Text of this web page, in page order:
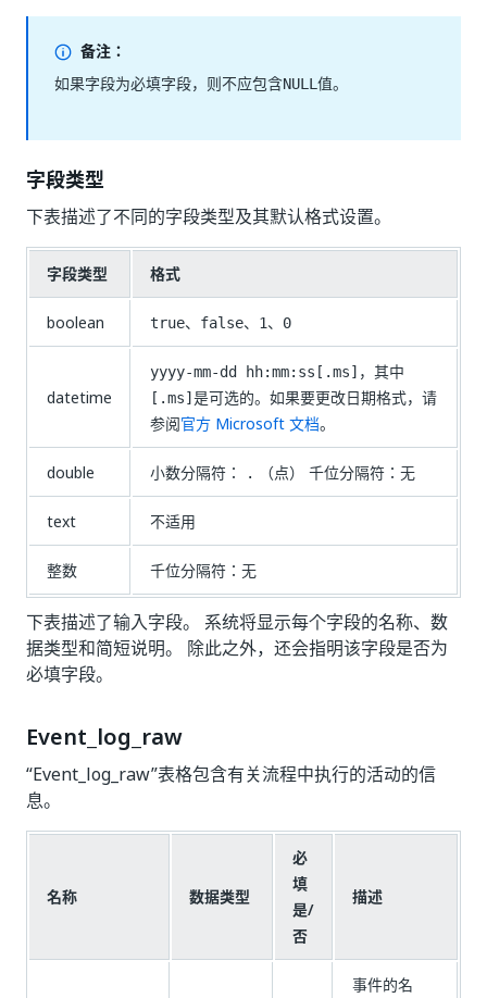
备注：
如果字段为必填字段，则不应包含NULL 值。
字段类型
下表描述了不同的字段类型及其默认格式设置。
字段类型 格式
boolean true、 false、 1、 0
datetime
yyyy-mm-dd hh:mm:ss[.ms] ，其中
[.ms] 是可选的。如果要更改日期格式，请
参阅官方 Microsoft 文档。
double 小数分隔符： . （点） 千位分隔符：无
text 不适用
整数 千位分隔符：无
下表描述了输入字段。 系统将显示每个字段的名称、数
据类型和简短说明。 除此之外，还会指明该字段是否为
必填字段。
Event_log_raw
“Event_log_raw”表格包含有关流程中执行的活动的信
息。
名称 数据类型
必
填
是/
否
描述
事件的名